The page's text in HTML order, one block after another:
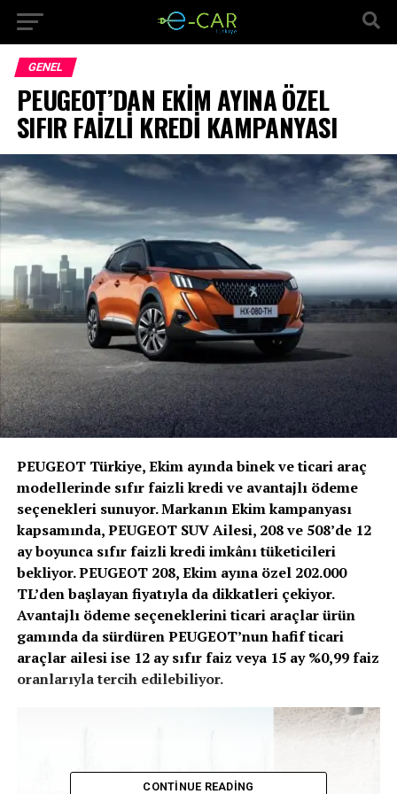
GENEL
PEUGEOT’DAN EKİM AYINA ÖZEL
SIFIR FAİZLİ KREDİ KAMPANYASI
PEUGEOT Türkiye, Ekim ayında binek ve ticari araç
modellerinde sıfır faizli kredi ve avantajlı ödeme
seçenekleri sunuyor. Markanın Ekim kampanyası
kapsamında, PEUGEOT SUV Ailesi, 208 ve 508’de 12
ay boyunca sıfır faizli kredi imkânı tüketicileri
bekliyor. PEUGEOT 208, Ekim ayına özel 202.000
TL’den başlayan fiyatıyla da dikkatleri çekiyor.
Avantajlı ödeme seçeneklerini ticari araçlar ürün
gamında da sürdüren PEUGEOT’nun hafif ticari
araçlar ailesi ise 12 ay sıfır faiz veya 15 ay %0,99 faiz
oranlarıyla tercih edilebiliyor.
CONTINUE READING